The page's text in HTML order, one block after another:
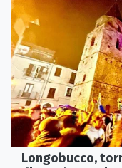
Longobucco,